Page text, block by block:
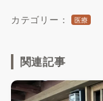
カテゴリー： 医療
関連記事